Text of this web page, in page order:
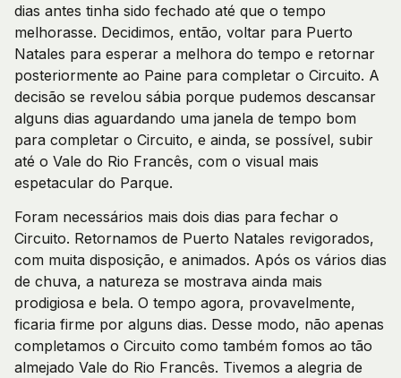
dias antes tinha sido fechado até que o tempo
melhorasse. Decidimos, então, voltar para Puerto
Natales para esperar a melhora do tempo e retornar
posteriormente ao Paine para completar o Circuito. A
decisão se revelou sábia porque pudemos descansar
alguns dias aguardando uma janela de tempo bom
para completar o Circuito, e ainda, se possível, subir
até o Vale do Rio Francês, com o visual mais
espetacular do Parque.
Foram necessários mais dois dias para fechar o
Circuito. Retornamos de Puerto Natales revigorados,
com muita disposição, e animados. Após os vários dias
de chuva, a natureza se mostrava ainda mais
prodigiosa e bela. O tempo agora, provavelmente,
ficaria firme por alguns dias. Desse modo, não apenas
completamos o Circuito como também fomos ao tão
almejado Vale do Rio Francês. Tivemos a alegria de